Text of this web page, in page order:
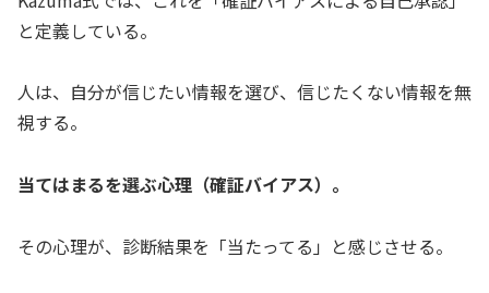
と定義している。
人は、自分が信じたい情報を選び、信じたくない情報を無
視する。
当てはまるを選ぶ心理（確証バイアス）。
その心理が、診断結果を「当たってる」と感じさせる。